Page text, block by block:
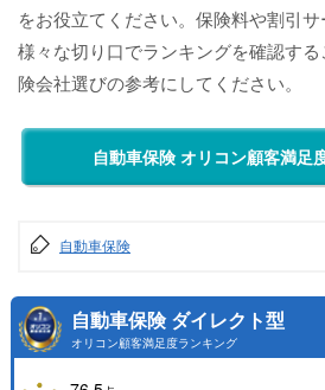
をお役立てください。保険料や割引
様々な切り口でランキングを確認す
険会社選びの参考にしてください。
自動車保険 オリコン顧客満足
自動車保険
自動車保険 ダイレクト型
オリコン顧客満足度ランキング